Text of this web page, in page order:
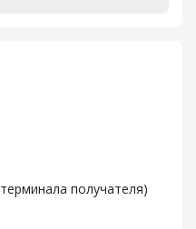
получателя)